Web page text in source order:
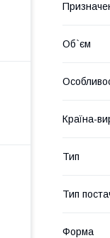
Об`єм
Країна-
Тип
Тип
Форма